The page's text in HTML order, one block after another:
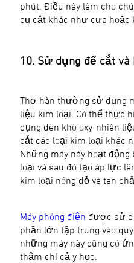
phút. Điều này làm cho
cụ cắt khác như cưa hoặc
10. Sử dụng để cắt
Thợ hàn thường sử dụng
liệu kim loại. Có thể thực
dụng đèn khò oxy-nhiên
cắt các loại kim loại khác
Những máy này hoạt
loại và sau đó tạo áp lực
kim loại nóng đỏ và tan
Máy phóng điện được sử
phần lớn tập trung vào
những máy này cũng có
thậm chí cả y học.